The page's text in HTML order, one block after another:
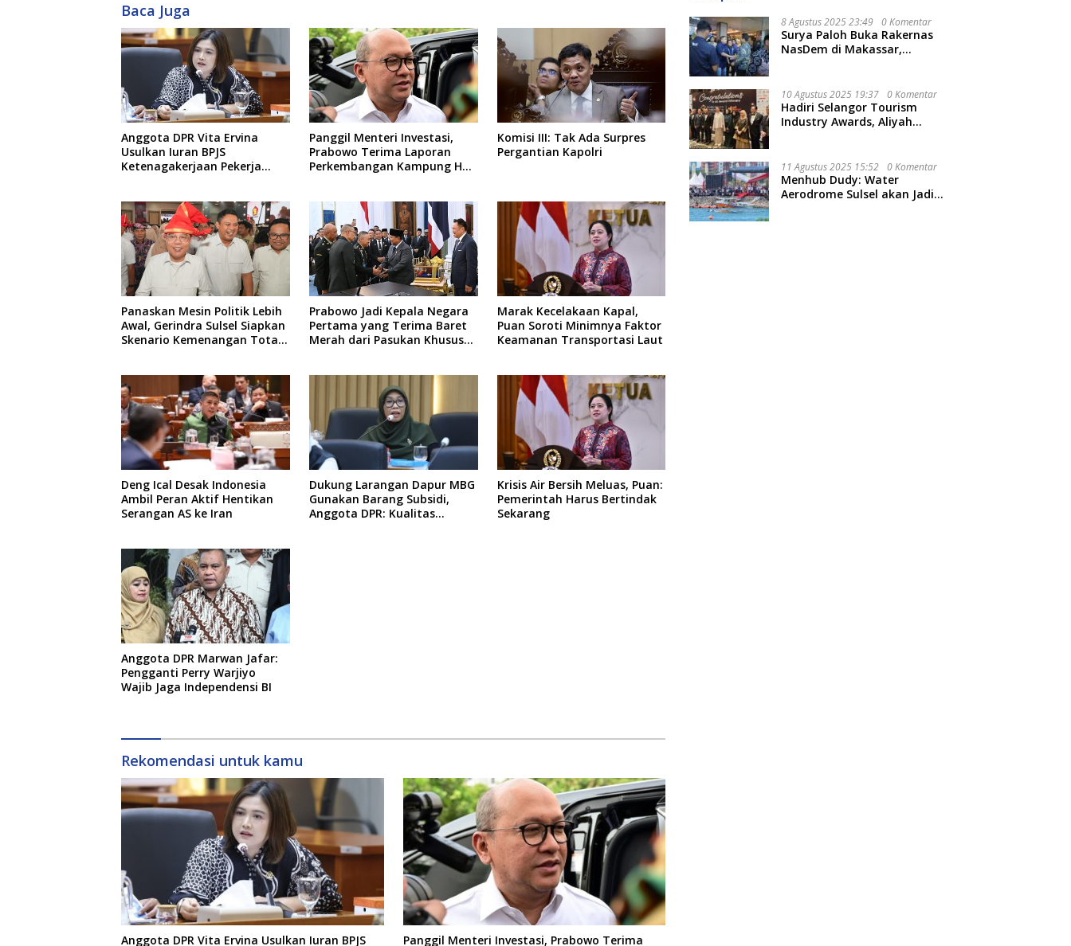
Baca Juga
Anggota DPR Vita Ervina
Usulkan Iuran BPJS
Ketenagakerjaan Pekerja
Panggil Menteri Investasi,
Prabowo Terima Laporan
Perkembangan Kampung Haji
Komisi III: Tak Ada Surpres
Pergantian Kapolri
Panaskan Mesin Politik Lebih
Awal, Gerindra Sulsel Siapkan
Skenario Kemenangan Total
Prabowo Jadi Kepala Negara
Pertama yang Terima Baret
Merah dari Pasukan Khusus
Marak Kecelakaan Kapal,
Puan Soroti Minimnya Faktor
Keamanan Transportasi Laut
Deng Ical Desak Indonesia
Ambil Peran Aktif Hentikan
Serangan AS ke Iran
Dukung Larangan Dapur MBG
Gunakan Barang Subsidi,
Anggota DPR: Kualitas
Krisis Air Bersih Meluas, Puan:
Pemerintah Harus Bertindak
Sekarang
Anggota DPR Marwan Jafar:
Pengganti Perry Warjiyo
Wajib Jaga Independensi BI
Rekomendasi untuk kamu
Anggota DPR Vita Ervina Usulkan Iuran BPJS Panggil Menteri Investasi, Prabowo Terima
8 Agustus 2025 23:49 0 Komentar
Surya Paloh Buka Rakernas
NasDem di Makassar,
10 Agustus 2025 19:37 0 Komentar
Hadiri Selangor Tourism
Industry Awards, Aliyah
11 Agustus 2025 15:52 0 Komentar
Menhub Dudy: Water
Aerodrome Sulsel akan Jadi